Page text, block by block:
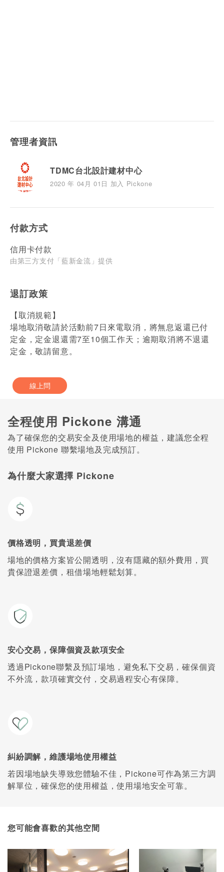
管理者資訊
TDMC台北設計建材中心
2020 年 04月 01日 加入 Pickone
付款方式
信用卡付款
由第三方支付「藍新金流」提供
退訂政策
【取消規範】
場地取消敬請於活動前7日來電取消，將無息返還已付
定金，定金退還需7至10個工作天；逾期取消將不退還
定金，敬請留意。
線上問
全程使用 Pickone 溝通
為了確保您的交易安全及使用場地的權益，建議您全程
使用 Pickone 聯繫場地及完成預訂。
為什麼大家選擇 Pickone
價格透明，買貴退差價
場地的價格方案皆公開透明，沒有隱藏的額外費用，買
貴保證退差價，租借場地輕鬆划算。
安心交易，保障個資及款項安全
透過Pickone聯繫及預訂場地，避免私下交易，確保個資
不外流，款項確實交付，交易過程安心有保障。
糾紛調解，維護場地使用權益
若因場地缺失導致您體驗不佳，Pickone可作為第三方調
解單位，確保您的使用權益，使用場地安全可靠。
您可能會喜歡的其他空間